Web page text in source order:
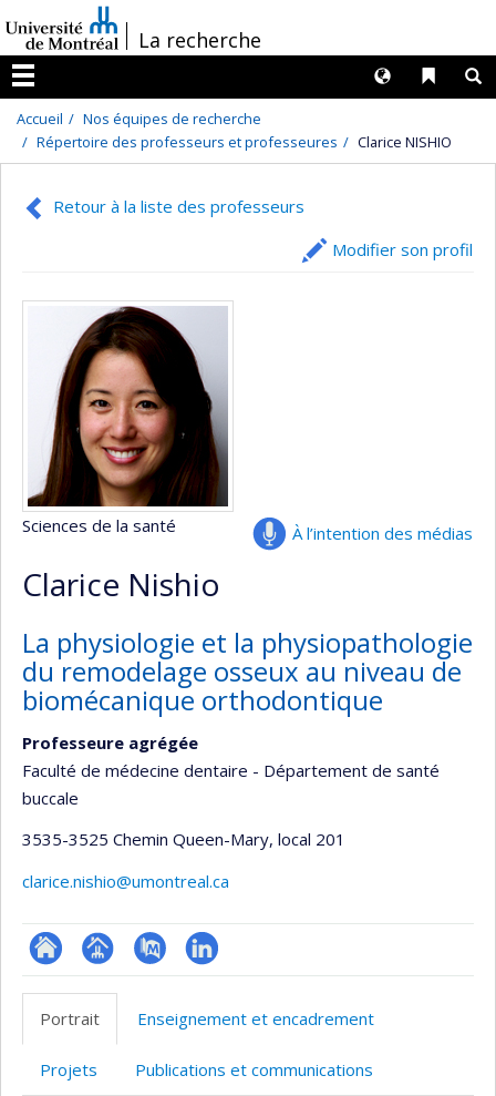
au
contenu
/La recherche
Menu
Liens
Langues
Accueil
Nos équipes de recherche
Répertoire des professeurs et professeures
Clarice NISHIO
Retour à la liste des professeurs
Modifier son profil
À l’intention des médias
Sciences de la santé
Clarice Nishio
La physiologie et la physiopathologie
du remodelage osseux au niveau de
biomécanique orthodontique
Professeure agrégée
Faculté de médecine dentaire - Département de santé
buccale
3535-3525 Chemin Queen-Mary, local 201
clarice.nishio@umontreal.ca
ResearchGate
Page
(faculté,département,école)
PubMedLinkedIn
Portrait
Enseignement et encadrement
Projets Publications et communications